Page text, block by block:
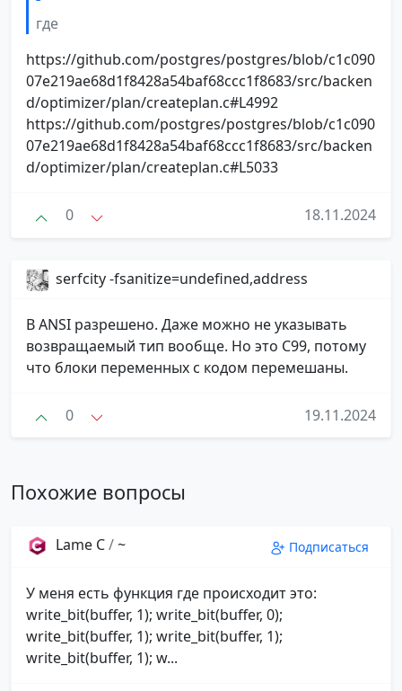
где
https://github.com/postgres/postgres/blob/c1c090
07e219ae68d1f8428a54baf68ccc1f8683/src/backen
d/optimizer/plan/createplan.c#L4992
https://github.com/postgres/postgres/blob/c1c090
07e219ae68d1f8428a54baf68ccc1f8683/src/backen
d/optimizer/plan/createplan.c#L5033
0 18.11.2024
serfcity -fsanitize=undefined,address
В ANSI разрешено. Даже можно не указывать
возвращаемый тип вообще. Но это C99, потому
что блоки переменных с кодом перемешаны.
0 19.11.2024
Похожие вопросы
Lame C/~ Подписаться
У меня есть функция где происходит это:
write_bit(buffer, 1); write_bit(buffer, 0);
write_bit(buffer, 1); write_bit(buffer, 1);
write_bit(buffer, 1); w...